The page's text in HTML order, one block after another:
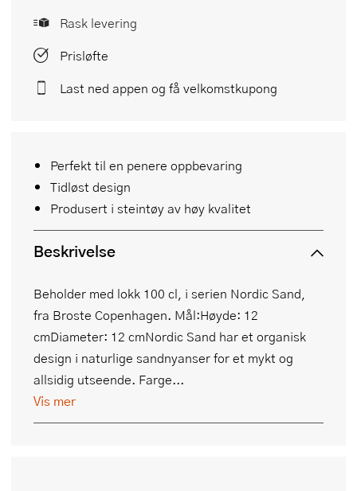
Perfekt til en penere oppbevaring
Tidløst design
Produsert i steintøy av høy kvalitet
Beskrivelse
Beholder med lokk 100 cl, i serien Nordic Sand,
fra Broste Copenhagen. Mål:Høyde: 12
cmDiameter: 12 cmNordic Sand har et organisk
design i naturlige sandnyanser for et mykt og
allsidig utseende. Farge...
Vis mer
Rask levering
Prisløfte
Last ned appen og få velkomstkupong